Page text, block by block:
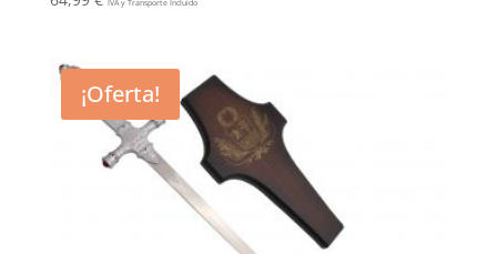
IVA y Transporte Incluido
¡Oferta!